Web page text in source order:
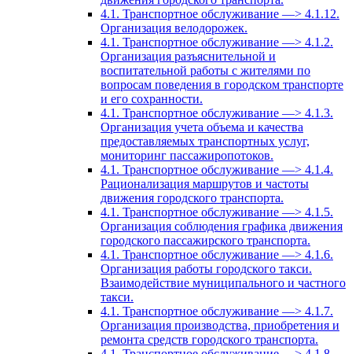
4.1. Транспортное обслуживание —> 4.1.12.
Организация велодорожек.
4.1. Транспортное обслуживание —> 4.1.2.
Организация разъяснительной и
воспитательной работы с жителями по
вопросам поведения в городском транспорте
и его сохранности.
4.1. Транспортное обслуживание —> 4.1.3.
Организация учета объема и качества
предоставляемых транспортных услуг,
мониторинг пассажиропотоков.
4.1. Транспортное обслуживание —> 4.1.4.
Рационализация маршрутов и частоты
движения городского транспорта.
4.1. Транспортное обслуживание —> 4.1.5.
Организация соблюдения графика движения
городского пассажирского транспорта.
4.1. Транспортное обслуживание —> 4.1.6.
Организация работы городского такси.
Взаимодействие муниципального и частного
такси.
4.1. Транспортное обслуживание —> 4.1.7.
Организация производства, приобретения и
ремонта средств городского транспорта.